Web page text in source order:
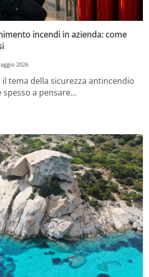
incendi in azienda: come
2026
tema della sicurezza antincendio
spesso a pensare…